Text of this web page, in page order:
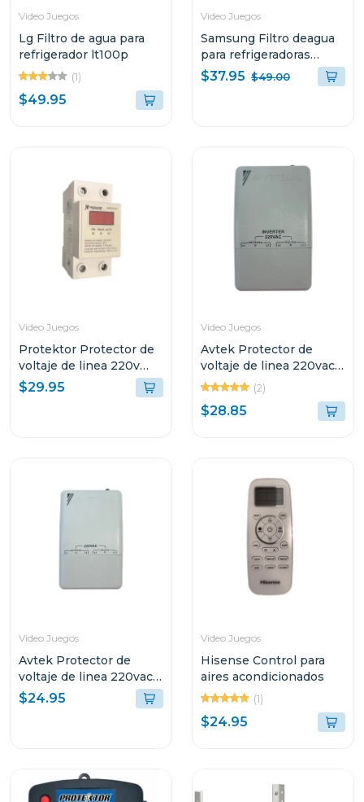
Video Juegos
Lg Filtro de agua para
refrigerador lt100p
(1)
$49.95
Video Juegos
Samsung Filtro deagua
para refrigeradoras
hafqin
$37.95 $49.00
Video Juegos
Protektor Protector de
voltaje de linea 220v
con supresor de picos
parphd
$29.95
Video Juegos
Avtek Protector de
voltaje de linea 220vac
supresor de alta
capacidad pebas-
b230/21j
(2)
$28.85
Video Juegos
Avtek Protector de
voltaje de linea 220vac
cortacorriente pabb-
b230
$24.95
Video Juegos
Hisense Control para
aires acondicionados
(1)
$24.95